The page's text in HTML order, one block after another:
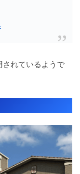
されているようで